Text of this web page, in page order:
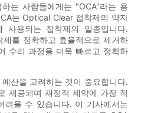
는 사람들에게는 "OCA"라는 용
는 Optical Clear 접착제의 약자
용되는 접착제의 일종입니다.
를 정확하고 효율적으로 제거하
수리 과정을 더욱 빠르고 정확하
산을 고려하는 것이 중요합니다.
제공되며 재정적 제약에 가장 적
려울 수 있습니다. 이 기사에서는